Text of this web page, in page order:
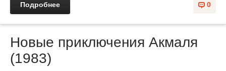
0
Подробнее
Новые приключения Акмаля
(1983)